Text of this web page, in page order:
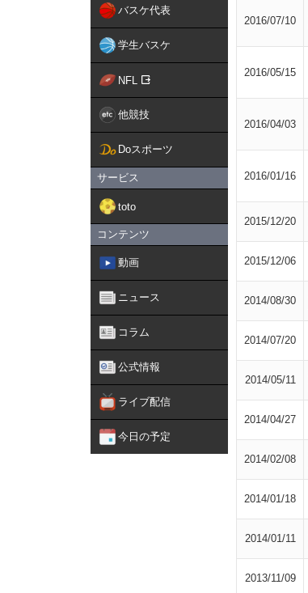
バスケ代表
学生バスケ
NFL
他競技
Doスポーツ
サービス
toto
コンテンツ
動画
ニュース
コラム
公式情報
ライブ配信
今日の予定
2016/07/10
2016/05/15
2016/04/03
2016/01/16
2015/12/20
2015/12/06
2014/08/30
2014/07/20
2014/05/11
2014/04/27
2014/02/08
2014/01/18
2014/01/11
2013/11/09